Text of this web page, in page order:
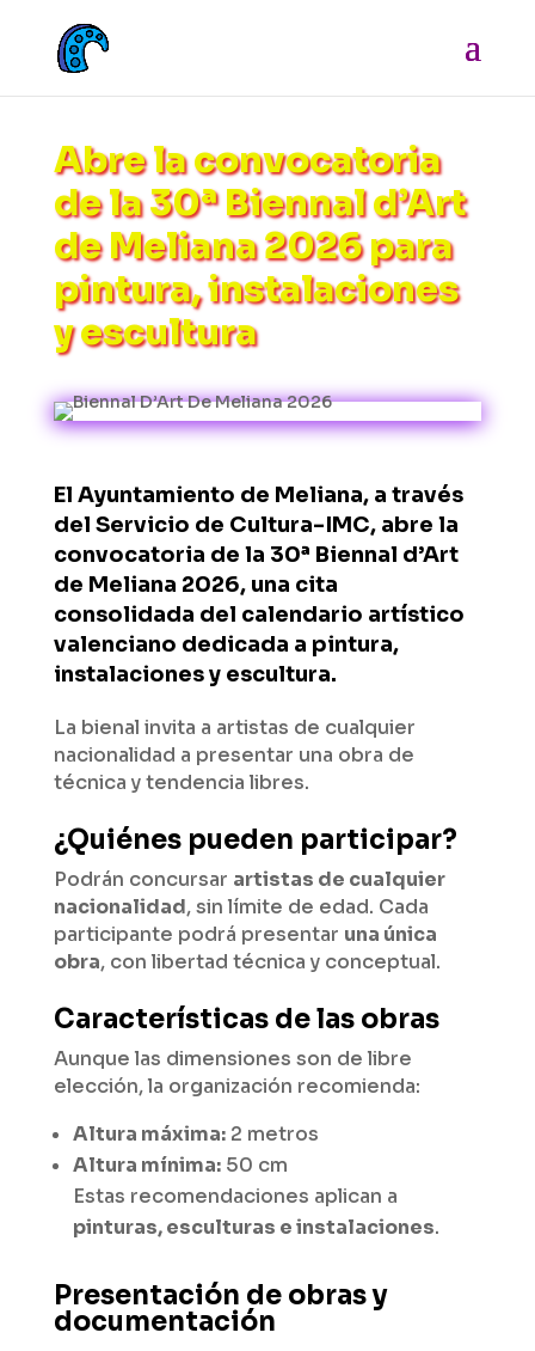
Abre la convocatoria
de la 30ª Biennal d’Art
de Meliana 2026 para
pintura, instalaciones
y escultura
El Ayuntamiento de Meliana, a través
del Servicio de Cultura-IMC, abre la
convocatoria de la 30ª Biennal d’Art
de Meliana 2026, una cita
consolidada del calendario artístico
valenciano dedicada a pintura,
instalaciones y escultura.
La bienal invita a artistas de cualquier
nacionalidad a presentar una obra de
técnica y tendencia libres.
¿Quiénes pueden participar?
Podrán concursar artistas de cualquier
nacionalidad, sin límite de edad. Cada
participante podrá presentar una única
obra, con libertad técnica y conceptual.
Características de las obras
Aunque las dimensiones son de libre
elección, la organización recomienda:
Altura máxima:2 metros
Altura mínima:50 cm
Estas recomendaciones aplican a
pinturas, esculturas e instalaciones.
Presentación de obras y
documentación